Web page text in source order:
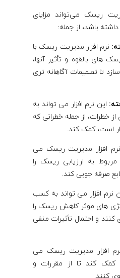
ریسک می‌تواند مزایای
باشد، از جمله:
نرم افزار مدیریت ریسک با
های بالقوه و تأثیر آنها،
تا تصمیمات آگاهانه تری
این نرم افزار می تواند به
خطرات، از جمله خطراتی که
است، کمک کند.
نرم افزار مدیریت ریسک می
به ارزیابی ریسک را
صرفه جویی کند.
نرم افزار می تواند به کسب
های موثر کاهش ریسک را
و احتمال تأثیرات منفی
افزار مدیریت ریسک می
کمک کند تا از مقررات و